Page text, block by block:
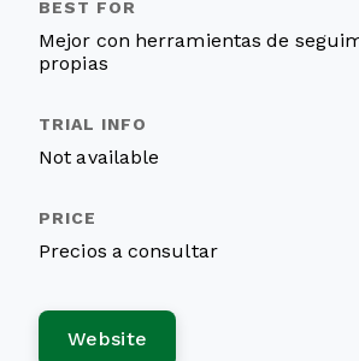
Mejor con herramientas de
propias
Not available
Precios a consultar
Website